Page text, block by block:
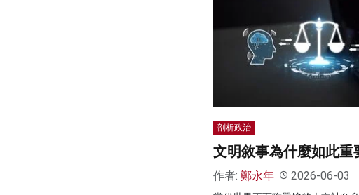
剖析政治
文明敘事為什麼如此重
作者: 鄭永年 2026-06-03